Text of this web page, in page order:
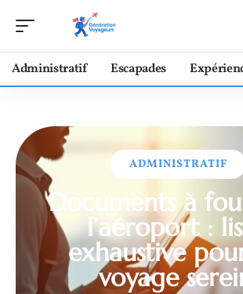
Administratif Escapades
ADMINISTRATIF
Documents à
l’aéroport :
exhaustive
voyage